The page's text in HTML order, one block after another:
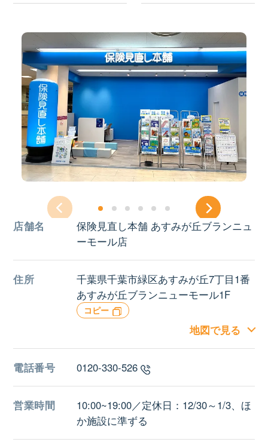
店舗名
保険見直し本舗 あすみが丘ブランニュ
ーモール店
住所
千葉県千葉市緑区あすみが丘7丁目1番
あすみが丘ブランニューモール1F
コピー
地図で見る
電話番号 0120-330-526
営業時間
10:00~19:00／定休日：12/30～1/3、ほ
か施設に準ずる